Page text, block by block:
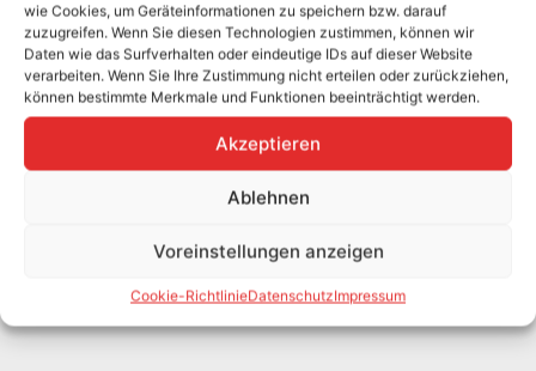
wie Cookies, um Geräteinformationen zu speichern bzw. darauf
zuzugreifen. Wenn Sie diesen Technologien zustimmen, können wir
Daten wie das Surfverhalten oder eindeutige IDs auf dieser Website
verarbeiten. Wenn Sie Ihre Zustimmung nicht erteilen oder zurückziehen,
können bestimmte Merkmale und Funktionen beeinträchtigt werden.
Akzeptieren
Ablehnen
Voreinstellungen anzeigen
Cookie-RichtlinieDatenschutzImpressum